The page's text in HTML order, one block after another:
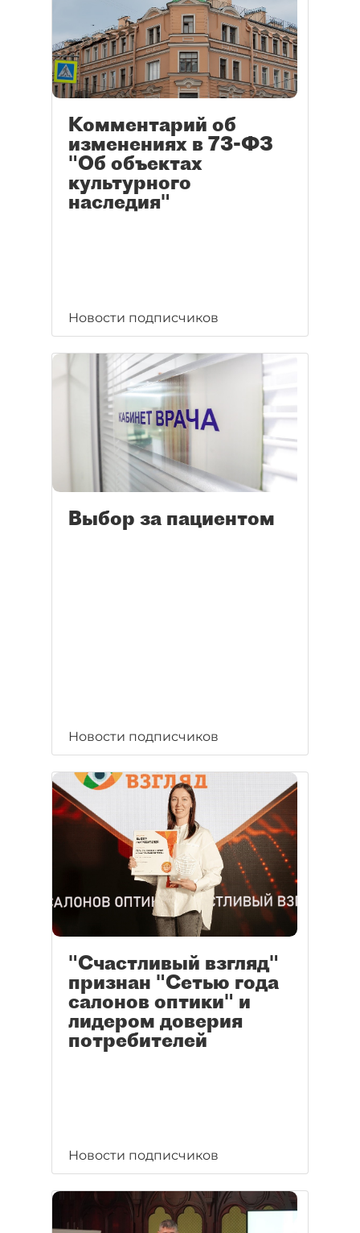
Комментарий об
изменениях в 73-ФЗ
"Об объектах
культурного
наследия"
Новости подписчиков
Выбор за пациентом
Новости подписчиков
"Счастливый взгляд"
признан "Сетью года
салонов оптики" и
лидером доверия
потребителей
Новости подписчиков